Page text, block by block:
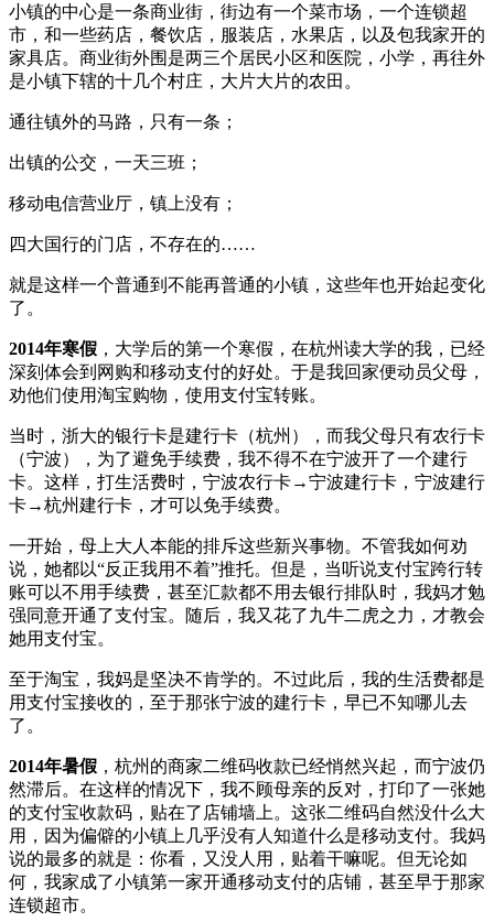
小镇的中心是一条商业街，街边有一个菜市场，一个连锁超
市，和一些药店，餐饮店，服装店，水果店，以及包我家开的
家具店。商业街外围是两三个居民小区和医院，小学，再往外
是小镇下辖的十几个村庄，大片大片的农田。
通往镇外的马路，只有一条；
出镇的公交，一天三班；
移动电信营业厅，镇上没有；
四大国行的门店，不存在的……
就是这样一个普通到不能再普通的小镇，这些年也开始起变化
了。
2014年寒假 ，大学后的第一个寒假，在杭州读大学的我，已经
深刻体会到网购和移动支付的好处。于是我回家便动员父母，
劝他们使用淘宝购物，使用支付宝转账。
当时，浙大的银行卡是建行卡（杭州），而我父母只有农行卡
（宁波），为了避免手续费，我不得不在宁波开了一个建行
卡。这样，打生活费时，宁波农行卡→宁波建行卡，宁波建行
卡→杭州建行卡，才可以免手续费。
一开始，母上大人本能的排斥这些新兴事物。不管我如何劝
说，她都以“反正我用不着”推托。但是，当听说支付宝跨行转
账可以不用手续费，甚至汇款都不用去银行排队时，我妈才勉
强同意开通了支付宝。随后，我又花了九牛二虎之力，才教会
她用支付宝。
至于淘宝，我妈是坚决不肯学的。不过此后，我的生活费都是
用支付宝接收的，至于那张宁波的建行卡，早已不知哪儿去
了。
2014年暑假 ，杭州的商家二维码收款已经悄然兴起，而宁波仍
然滞后。在这样的情况下，我不顾母亲的反对，打印了一张她
的支付宝收款码，贴在了店铺墙上。这张二维码自然没什么大
用，因为偏僻的小镇上几乎没有人知道什么是移动支付。我妈
说的最多的就是：你看，又没人用，贴着干嘛呢。但无论如
何，我家成了小镇第一家开通移动支付的店铺，甚至早于那家
连锁超市。